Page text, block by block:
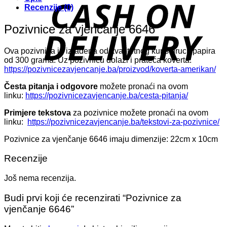
Recenzije (0)
Pozivnice za vjenčanje 6646
Ova pozivnica je izrađena od kvalitetnog kunstdruck papira
od 300 grama. Uz pozivnicu dolazi i prateća koverta:
https://pozivnicezavjencanje.ba/proizvod/koverta-amerikan/
Česta pitanja i odgovore možete pronaći na ovom
linku: https://pozivnicezavjencanje.ba/cesta-pitanja/
Primjere tekstova za pozivnice možete pronaći na ovom
linku:
https://pozivnicezavjencanje.ba/tekstovi-za-pozivnice/
Pozivnice za vjenčanje 6646 imaju dimenzije: 22cm x 10cm
Recenzije
Još nema recenzija.
Budi prvi koji će recenzirati “Pozivnice za
vjenčanje 6646”